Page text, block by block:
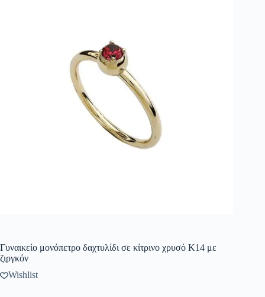
Γυναικείο μονόπετρο δαχτυλίδι σε κίτρινο χρυσό Κ14 με
ζιργκόν
Wishlist